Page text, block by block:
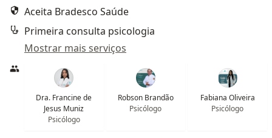
Aceita Bradesco Saúde
Primeira consulta psicologia
Mostrar mais serviços
Dra. Francine de
Jesus Muniz
Psicólogo
Robson Brandão
Psicólogo
Fabiana Oliveira
Psicólogo